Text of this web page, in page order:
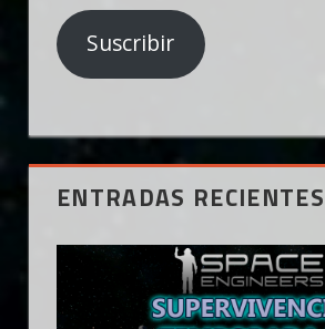
email
Suscribir
ENTRADAS RECIENTES